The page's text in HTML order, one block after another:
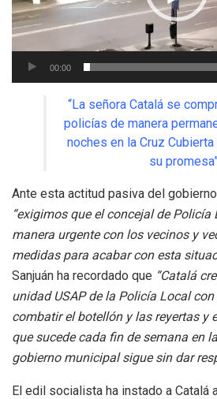
00:00
“La señora Catalá se
policías de manera
noches en la Cruz
su
Ante esta actitud pasiva del
“exigimos que el concejal de Policía
manera urgente con los vecinos y
medidas para acabar con esta
Sanjuán ha recordado que “Catalá
unidad USAP de la Policía Local
combatir el botellón y las reyertas y
que sucede cada fin de semana en
gobierno municipal sigue sin dar
El edil socialista ha instado a Catalá